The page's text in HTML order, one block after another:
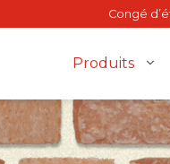
Congé
Produits
Brique de façade
Mur intérieur